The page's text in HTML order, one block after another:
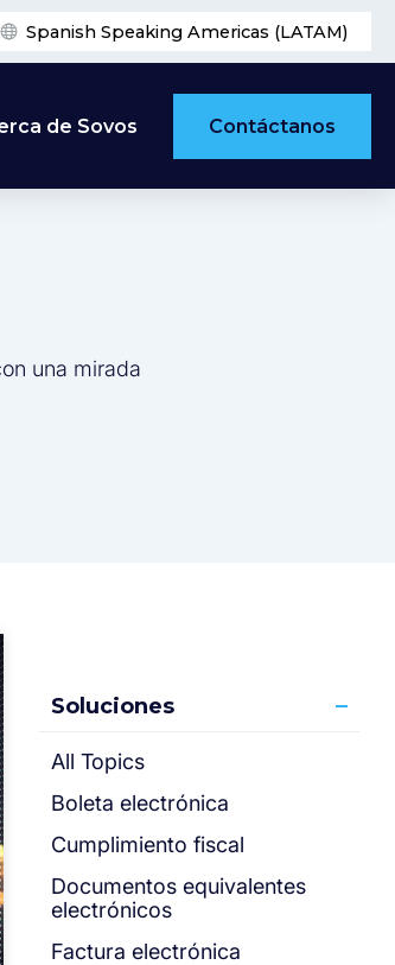
Spanish Speaking Americas (LATAM)
de Sovos Contáctanos
una mirada
Soluciones
All Topics
Boleta electrónica
Cumplimiento fiscal
Documentos equivalentes
electrónicos
Factura electrónica